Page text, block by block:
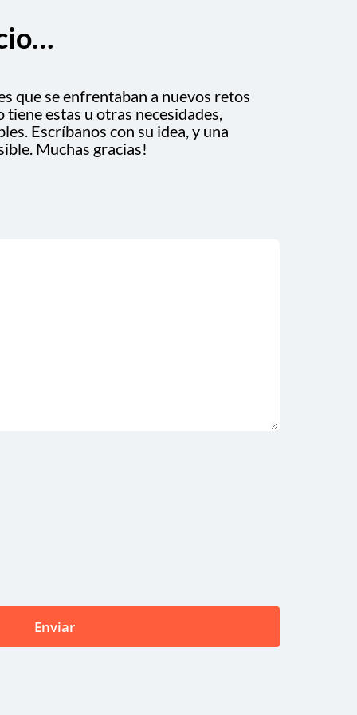
que se enfrentaban a nuevos retos
estas u otras necesidades,
Escríbanos con su idea, y una
Muchas gracias!